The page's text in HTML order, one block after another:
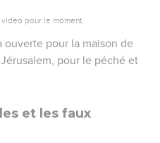
pour le moment.
ouverte pour la maison de
pour le péché et
et les faux